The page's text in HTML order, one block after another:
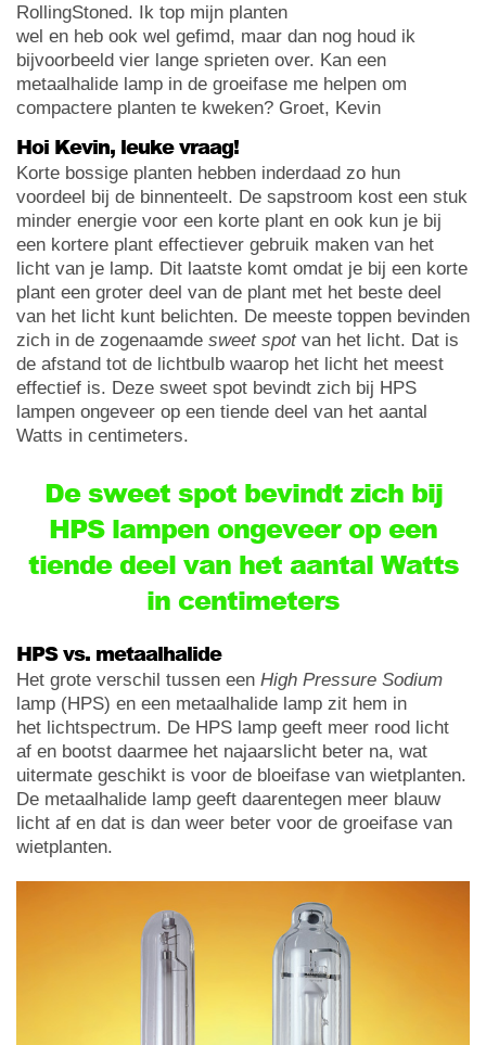
RollingStoned. Ik top mijn planten
wel en heb ook wel gefimd, maar dan nog houd ik
bijvoorbeeld vier lange sprieten over. Kan een
metaalhalide lamp in de groeifase me helpen om
compactere planten te kweken? Groet, Kevin
Hoi Kevin, leuke vraag!
Korte bossige planten hebben inderdaad zo hun
voordeel bij de binnenteelt. De sapstroom kost een stuk
minder energie voor een korte plant en ook kun je bij
een kortere plant effectiever gebruik maken van het
licht van je lamp. Dit laatste komt omdat je bij een korte
plant een groter deel van de plant met het beste deel
van het licht kunt belichten. De meeste toppen bevinden
zich in de zogenaamde sweet spotvan het licht. Dat is
de afstand tot de lichtbulb waarop het licht het meest
effectief is. Deze sweet spot bevindt zich bij HPS
lampen ongeveer op een tiende deel van het aantal
Watts in centimeters.
De sweet spot bevindt zich bij
HPS lampen ongeveer op een
tiende deel van het aantal Watts
in centimeters
HPS vs. metaalhalide
Het grote verschil tussen een High Pressure Sodium
lamp (HPS) en een metaalhalide lamp zit hem in
het lichtspectrum. De HPS lamp geeft meer rood licht
af en bootst daarmee het najaarslicht beter na, wat
uitermate geschikt is voor de bloeifase van wietplanten.
De metaalhalide lamp geeft daarentegen meer blauw
licht af en dat is dan weer beter voor de groeifase van
wietplanten.